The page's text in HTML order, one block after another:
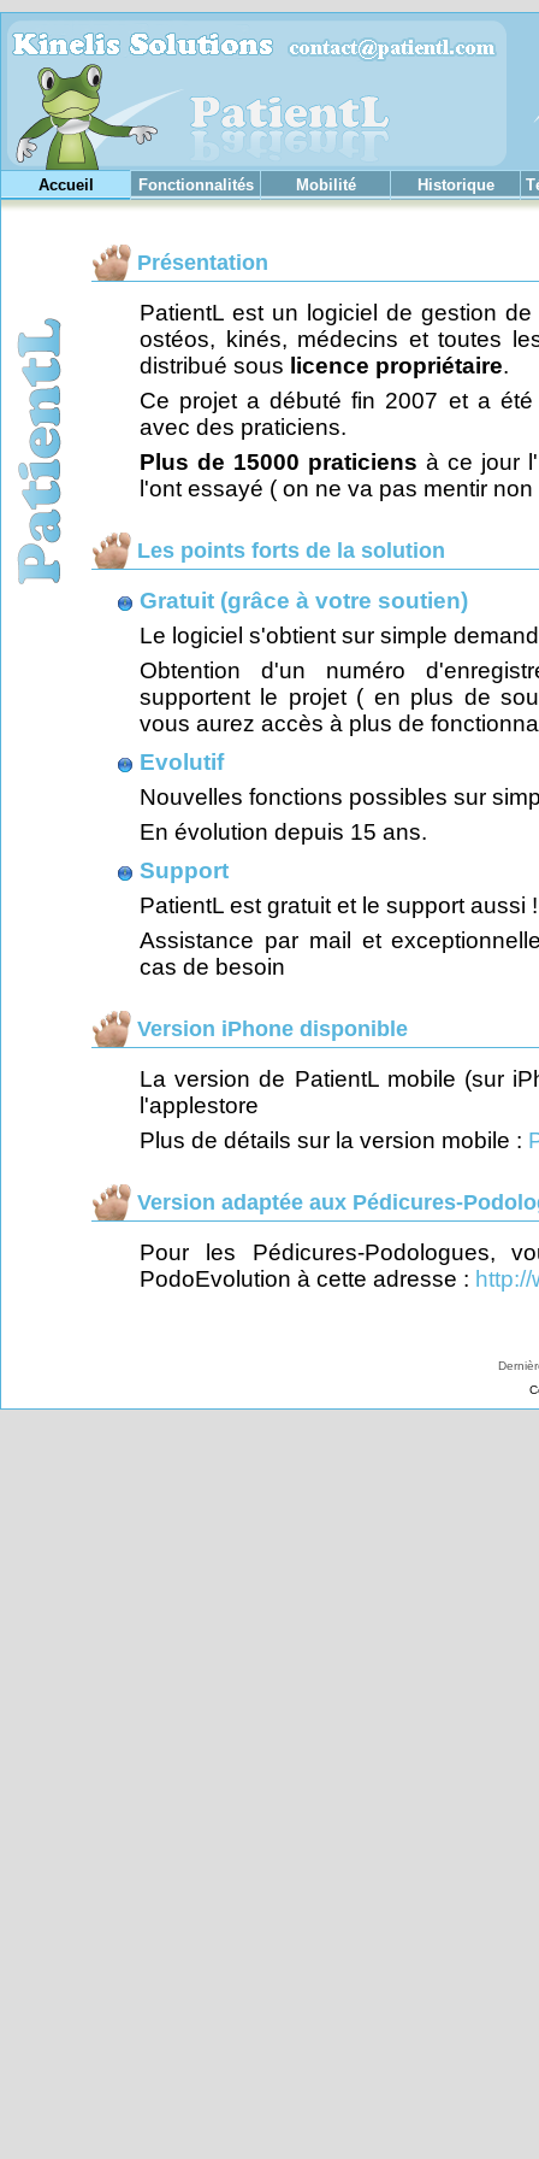
Accueil Fonctionnalités Mobilité Historique
Présentation
PatientL est un logiciel de gestion
ostéos, kinés, médecins et toutes
distribué sous licence propriétaire.
Ce projet a débuté fin 2007 et a été
avec des praticiens.
Plus de 15000 praticiens à ce jour
l'ont essayé ( on ne va pas mentir non
Les points forts de la solution
Gratuit (grâce à votre soutien)
Le logiciel s'obtient sur simple
Obtention d'un numéro
supportent le projet ( en plus de
vous aurez accès à plus de
Evolutif
Nouvelles fonctions possibles sur
En évolution depuis 15 ans.
Support
PatientL est gratuit et le support aussi !
Assistance par mail et
cas de besoin
Version iPhone disponible
La version de PatientL mobile (sur
l'applestore
Plus de détails sur la version mobile :
Version adaptée aux Pédicures-
Pour les Pédicures-Podologues,
PodoEvolution à cette adresse :